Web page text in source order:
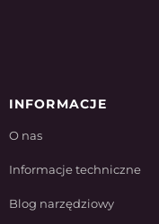
INFORMACJE
O nas
Informacje techniczne
Blog narzędziowy